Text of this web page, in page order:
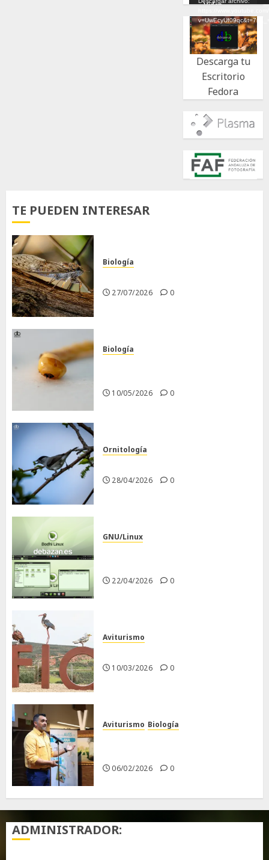
vídeo
Descarga tu
Escritorio
Fedora
TE PUEDEN INTERESAR
Biología
27/07/2026 0
Biología
10/05/2026 0
Ornitología
28/04/2026 0
GNU/Linux
22/04/2026 0
Aviturismo
10/03/2026 0
Aviturismo Biología
06/02/2026 0
ADMINISTRADOR: